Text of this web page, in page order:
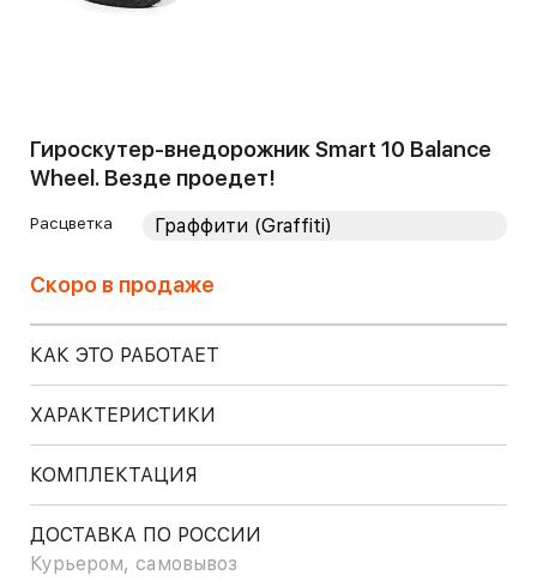
Гироскутер-внедорожник Smart 10 Balance
Wheel. Везде проедет!
Расцветка
Скоро в продаже
КАК ЭТО РАБОТАЕТ
ХАРАКТЕРИСТИКИ
КОМПЛЕКТАЦИЯ
ДОСТАВКА ПО РОССИИ
Курьером, самовывоз